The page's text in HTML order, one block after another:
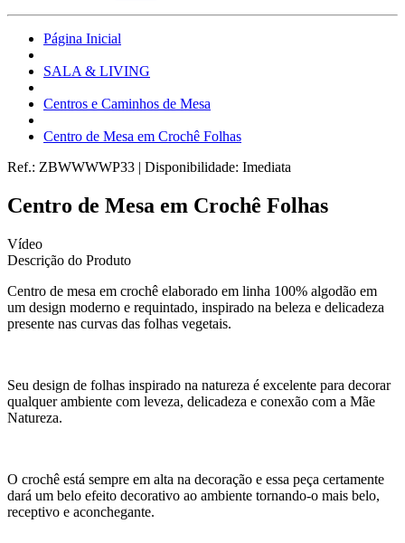
Página Inicial
SALA & LIVING
Centros e Caminhos de Mesa
Centro de Mesa em Crochê Folhas
Ref.: ZBWWWWP33 | Disponibilidade: Imediata
Centro de Mesa em Crochê Folhas
Vídeo
Descrição do Produto
Centro de mesa em crochê elaborado em linha 100% algodão em
um design moderno e requintado, inspirado na beleza e delicadeza
presente nas curvas das folhas vegetais.
Seu design de folhas inspirado na natureza é excelente para decorar
qualquer ambiente com leveza, delicadeza e conexão com a Mãe
Natureza.
O crochê está sempre em alta na decoração e essa peça certamente
dará um belo efeito decorativo ao ambiente tornando-o mais belo,
receptivo e aconchegante.